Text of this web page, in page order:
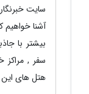
سایت
آشنا خواهیم
بیشتر با
سفر , مراکز
هتل های این